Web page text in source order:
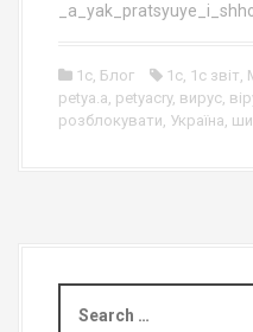
1c, Блог 1с, 1с звіт,
petya.a, petyacry, вирус,
розблокувати, Україна,